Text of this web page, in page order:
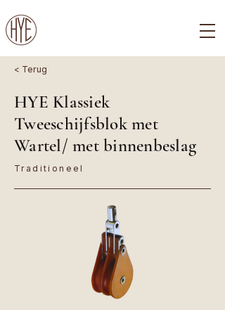
< Terug
HYE Klassiek
Tweeschijfsblok met
Wartel/ met binnenbeslag
Traditioneel